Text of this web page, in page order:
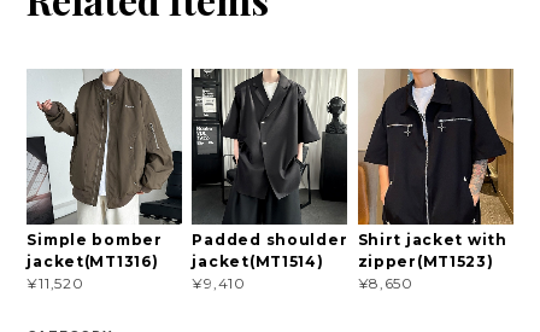
Simple bomber
jacket(MT1316)
¥11,520
Padded shoulder
jacket(MT1514)
¥9,410
Shirt jacket with
zipper(MT1523)
¥8,650